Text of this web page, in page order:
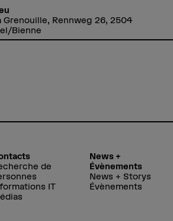
Grenouille, Rennweg 26, 2504
Bienne
de
IT
News +
Évènements
News + Storys
Évènements